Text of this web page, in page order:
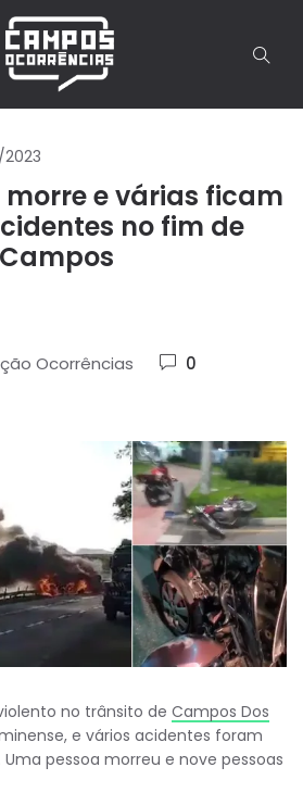
morre e várias ficam
no fim de
Ocorrências 0
no trânsito de Campos Dos
e vários acidentes foram
pessoa morreu e nove pessoas